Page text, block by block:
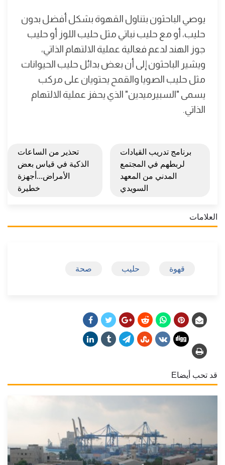
يوصي الباحثون بتناول القهوة بشكل أفضل بدون
حليب، أو مع حليب نباتي مثل حليب اللوز أو حليب
جوز الهند لدعم فعالية عملية الالتهام الذاتي،
ويشير الباحثون إلى أن بعض بدائل حليب الحيوانات
مثل حليب الصويا والقمح يحتويان على مركب
يسمى "السبيرميدين" الذي يحفز عملية الالتهام
الذاتي.
برنامج تدريب القيادات
لربطهم في المجتمع
المدني من المعهد
السويدي
تحذير من الساعات
الذكية في قياس بعض
الأمراض...أجهزة
خطيرة
العلامات
قهوة حليب صحة
قد تحب أيضاE